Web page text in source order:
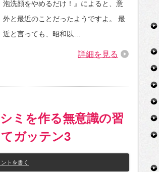
泡洗顔をやめるだけ！』によると、意
外と最近のことだったようですよ。 最
近と言っても、昭和以…
詳細を見る
ミを作る無意識の習
ガッテン3
ントを書く